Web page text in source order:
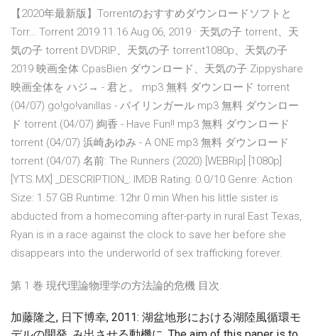
【2020年最新版】Torrentのおすすめダウンロードソフトと
Torr… Torrent 2019.11.16 Aug 06, 2019 · 天気の子 torrent、天
気の子 torrent DVDRIP、天気の子 torrent1080p、天気の子
2019 映画全体 CpasBien ダウンロード、天気の子 Zippyshare
映画全体を ハジ→ - 君と。 mp3 無料 ダウンロード torrent
(04/07) go!go!vanillas - バイリンガール mp3 無料 ダウンロー
ド torrent (04/07) 絢香 - Have Fun!! mp3 無料 ダウンロード
torrent (04/07) 浜崎あゆみ - A ONE mp3 無料 ダウンロード
torrent (04/07) 名前: The Runners (2020) [WEBRip] [1080p]
[YTS.MX] _DESCRIPTION_: IMDB Rating: 0.0/10 Genre: Action
Size: 1.57 GB Runtime: 12hr 0 min When his little sister is
abducted from a homecoming after-party in rural East Texas,
Ryan is in a race against the clock to save her before she
disappears into the underworld of sex trafficking forever.
第 1 巻 現代理論物理学の方法論的危機 目次.
加藤隆之, 日下博幸, 2011: 湖盆地形における湖陸風循環モ